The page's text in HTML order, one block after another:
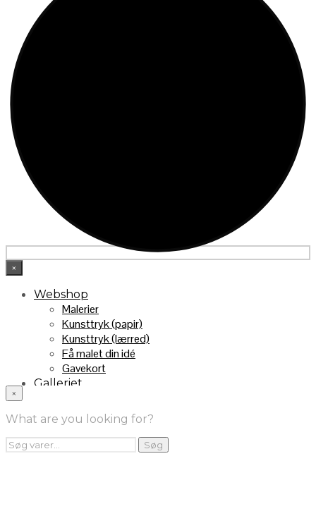
×
Webshop
Malerier
Kunsttryk (papir)
Kunsttryk (lærred)
Få malet din idé
Gavekort
Galleriet
Handelsebetingelser
Returnering
FRA TV
Videoklip fra TV2
×
What are you looking for?
Søg
efter:
Søg